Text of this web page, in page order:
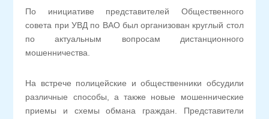
По инициативе представителей Общественного
совета при УВД по ВАО был организован круглый стол
по актуальным вопросам дистанционного
мошенничества.
На встрече полицейские и общественники обсудили
различные способы, а также новые мошеннические
приемы и схемы обмана граждан. Представители